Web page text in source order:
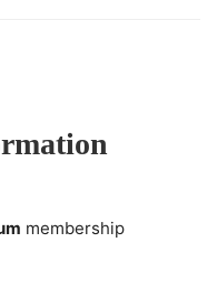
membership